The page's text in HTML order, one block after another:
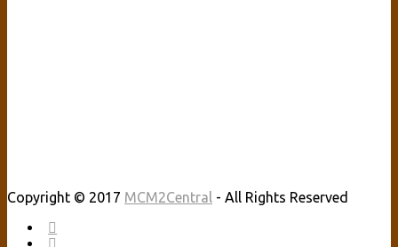
Copyright © 2017 MCM2Central - All Rights Reserved